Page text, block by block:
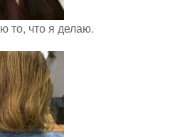
то, что я делаю.